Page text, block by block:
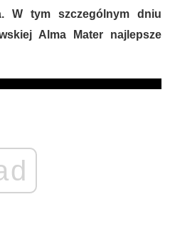
W tym szczególnym dniu
Alma Mater najlepsze